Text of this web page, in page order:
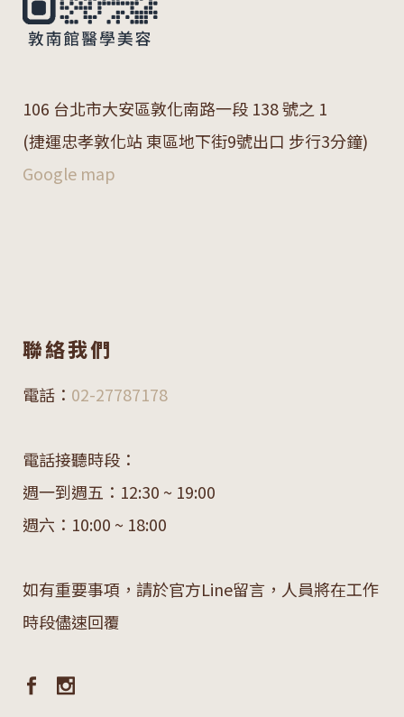
106 台北市大安區敦化南路一段 138 號之 1
(捷運忠孝敦化站 東區地下街9號出口 步行3分鐘)
Google map
聯絡我們
電話： 02-27787178
電話接聽時段：
週一到週五：12:30 ~ 19:00
週六：10:00 ~ 18:00
如有重要事項，請於官方Line留言，人員將在工作
時段儘速回覆